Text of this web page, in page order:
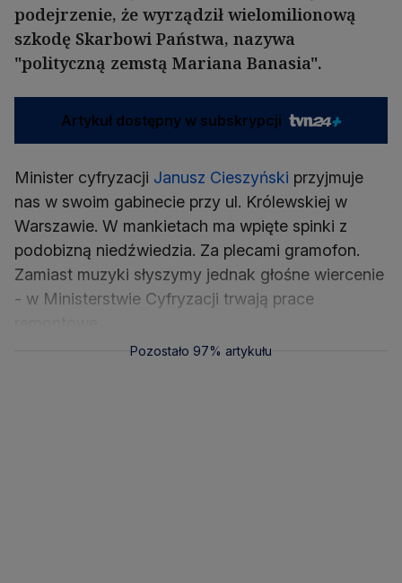
podejrzenie, że wyrządził wielomilionową
szkodę Skarbowi Państwa, nazywa
"polityczną zemstą Mariana Banasia".
Artykuł dostępny w subskrypcji
Minister cyfryzacji Janusz Cieszyński przyjmuje
nas w swoim gabinecie przy ul. Królewskiej w
Warszawie. W mankietach ma wpięte spinki z
podobizną niedźwiedzia. Za plecami gramofon.
Zamiast muzyki słyszymy jednak głośne wiercenie
- w Ministerstwie Cyfryzacji trwają prace
Pozostało 97% artykułu